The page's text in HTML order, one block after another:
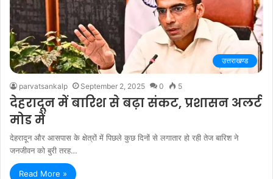
उत्तराखण्ड
parvatsankalp September 2, 2025 0 5
देहरादून में बारिश से बढ़ा संकट, प्रशासन अलर्ट
मोड में
देहरादून और आसपास के क्षेत्रों में पिछले कुछ दिनों से लगातार हो रही तेज बारिश ने
जनजीवन को बुरी तरह…
Read More »